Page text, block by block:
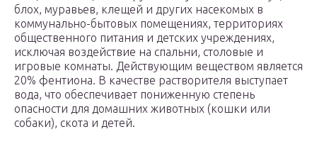
блох, муравьев, клещей и других насекомых в
коммунально-бытовых помещениях, территориях
общественного питания и детских учреждениях,
исключая воздействие на спальни, столовые и
игровые комнаты. Действующим веществом является
20% фентиона. В качестве растворителя выступает
вода, что обеспечивает пониженную степень
опасности для домашних животных (кошки или
собаки), скота и детей.